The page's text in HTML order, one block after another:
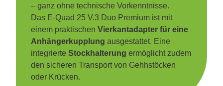
– ganz ohne technische Vorkenntnisse.
Das E-Quad 25 V.3 Duo Premium ist mit
einem praktischenVierkantadapter für eine
Anhängerkupplung ausgestattet. Eine
integrierteStockhalterung ermöglicht zudem
den sicheren Transport von Gehhstöcken
oder Krücken.